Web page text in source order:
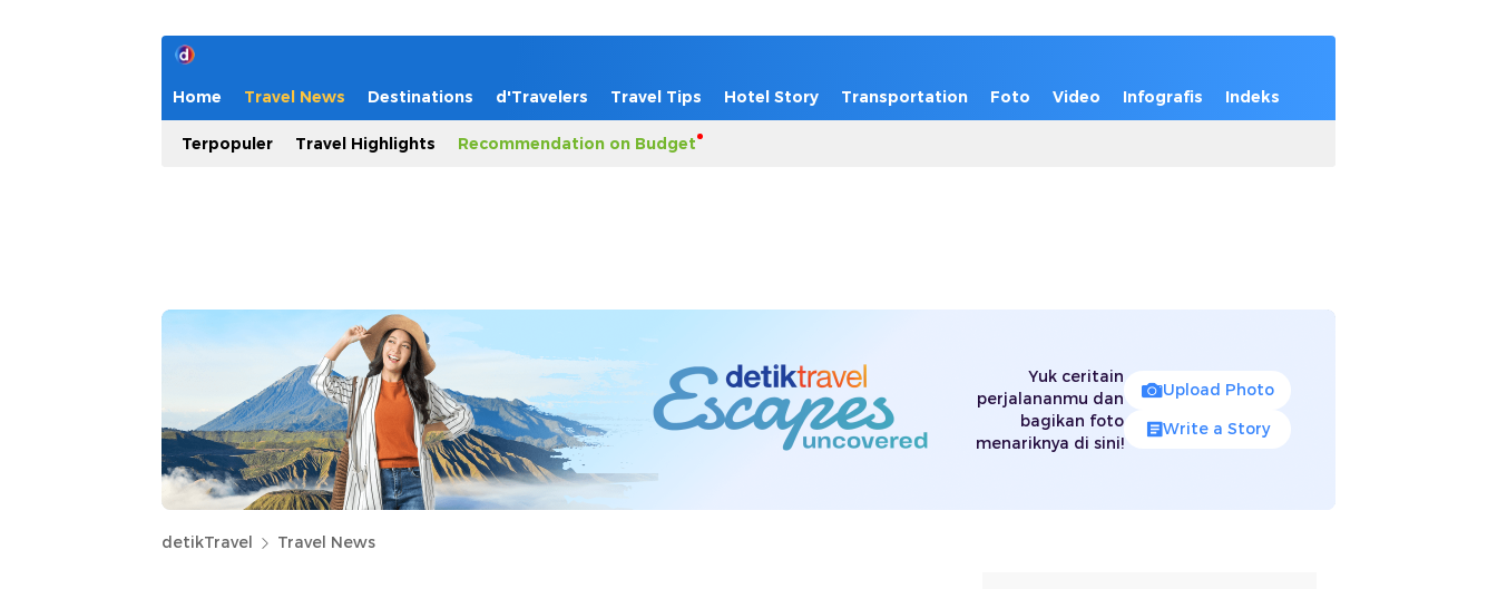
Home Travel News Destinations d'Travelers Travel Tips Hotel Story Transportation Foto Video Infografis Indeks
Terpopuler Travel Highlights Recommendation on Budget
Yuk ceritain
perjalananmu dan
bagikan foto
menariknya di sini!
Upload Photo
Write a Story
detikTravel Travel News